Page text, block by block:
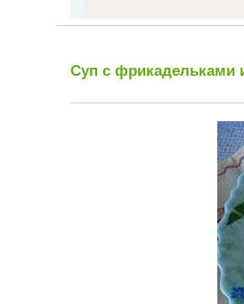
Суп с фрикадельками